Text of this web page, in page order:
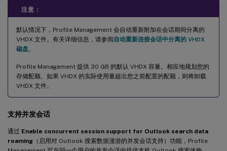
注意：
默认情况下，Profile Management 会自动重新附加在会话期间分离的
VHDX 文件。有关详细信息，请参阅自动重新连接会话中分离的 VHDX
磁盘。
Profile Management 提供 30 GB 的默认 VHDX 容量。相应地规划您的
存储配额。如果 VHDX 的实际使用量超出您之前配置的配额，则将卸载
VHDX 文件。
支持并发会话
通过 Enable concurrent session support for Outlook search data
roaming （启用对 Outlook 搜索数据漫游的并发会话支持）功能，Profile